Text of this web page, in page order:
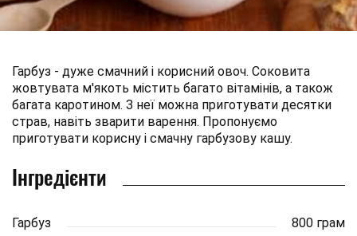
Гарбуз - дуже смачний і корисний овоч. Соковита
жовтувата м'якоть містить багато вітамінів, а також
багата каротином. З неї можна приготувати десятки
страв, навіть зварити варення. Пропонуємо
приготувати корисну і смачну гарбузову кашу.
Інгредієнти
Гарбуз
800 грам